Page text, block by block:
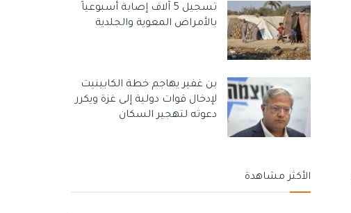
تسجيل 5 آلاف إصابة أسبوعياً
بالأمراض المعوية والجلدية
بن غفير يهاجم خطة الكابينيت
لإدخال قوات دولية إلى غزة ويكرر
دعوته لتهجير السكان
الأكثر مشاهدة